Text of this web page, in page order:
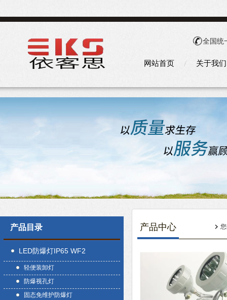
全国统
网站首页 关于我们
产品目录
LED防爆灯IP65 WF2
轻便装卸灯
防爆视孔灯
固态免维护防爆灯
产品中心